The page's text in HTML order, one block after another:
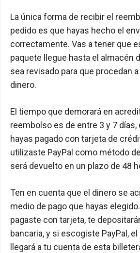
La única forma de recibir el
pedido es que hayas hecho el
correctamente. Vas a tener que
paquete llegue hasta el almacén
sea revisado para que procedan
dinero.
El tiempo que demorará en
reembolso es de entre 3 y 7 días,
hayas pagado con tarjeta de
utilizaste PayPal como método
será devuelto en un plazo de 48
Ten en cuenta que el dinero se
medio de pago que hayas
pagaste con tarjeta, te
bancaria, y si escogiste PayPal,
llegará a tu cuenta de esta